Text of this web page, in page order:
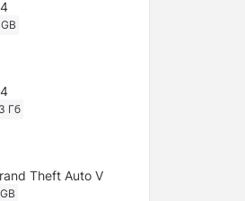
Гб
Theft Auto V